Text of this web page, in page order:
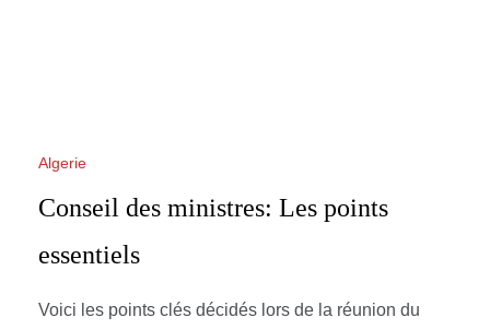
Algerie
Conseil des ministres: Les points
essentiels
Voici les points clés décidés lors de la réunion du